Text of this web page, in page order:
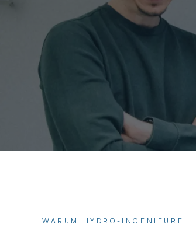
WARUM HYDRO-INGENIEURE